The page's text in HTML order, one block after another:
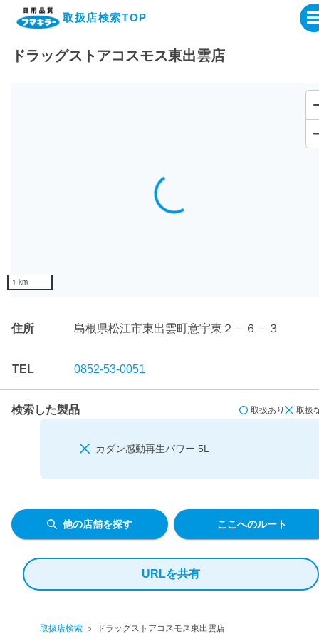
取扱店検索TOP
企業・IR情報サイト
取扱店検索 ドラッグストアコスモス東出雲店
ドラッグストアコスモス東出雲店
住所 島根県松江市東出雲町意宇東２－６－３
TEL 0852-53-0051
検索した製品 取扱あり 取扱
カダン感動再生パワー 5L
他の店舗を探す ここへのルート
URLを共有
Loading...
1 km